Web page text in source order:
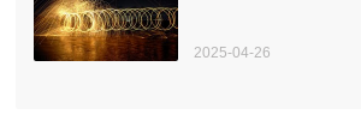
2025-04-26